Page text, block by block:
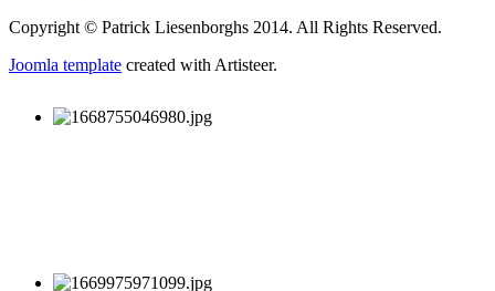
Copyright © Patrick Liesenborghs 2014. All Rights Reserved.
Joomla template created with Artisteer.